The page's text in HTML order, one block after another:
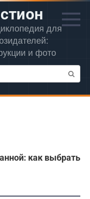
для
и фото
как выбрать